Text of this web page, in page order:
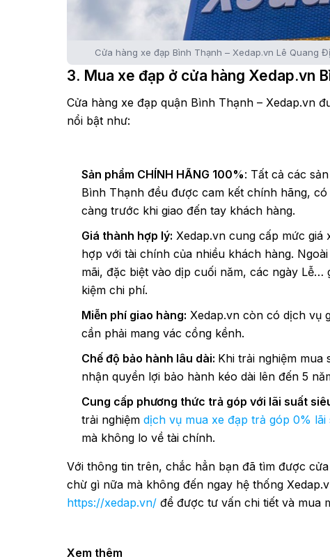
Cửa hàng xe đạp Bình Thạnh – Xedap.vn Lê
3. Mua xe đạp ở cửa hàng Xedap.vn
Cửa hàng xe đạp quận Bình Thạnh – Xedap.vn
nổi bật như:
Sản phẩm CHÍNH HÃNG 100%: Tất cả các
Bình Thạnh đều được cam kết chính hãng,
càng trước khi giao đến tay khách hàng.
Giá thành hợp lý: Xedap.vn cung cấp mức
hợp với tài chính của nhiều khách hàng.
mãi, đặc biệt vào dịp cuối năm, các ngày Lễ…
kiệm chi phí.
Miễn phí giao hàng: Xedap.vn còn có dịch vụ
cần phải mang vác cồng kềnh.
Chế độ bảo hành lâu dài: Khi trải nghiệm mua
nhận quyền lợi bảo hành kéo dài lên đến 5
Cung cấp phương thức trả góp với lãi suất
trải nghiệm dịch vụ mua xe đạp trả góp 0% lãi
mà không lo về tài chính.
Với thông tin trên, chắc hẳn bạn đã tìm được
chừ gì nữa mà không đến ngay hệ thống
https://xedap.vn/ để được tư vấn chi tiết và mua
Xem thêm